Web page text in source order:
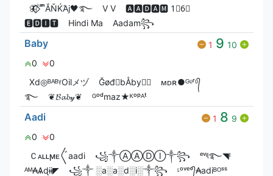
🦋⃟‌⃟ ͥ ͣ ͫͫẮŇЌΆj🖤࿐
V V
🅰🅰🅳🅰🅼 1⃣6⃣
🅴🅳🅸🆃
Hindi Ma Aadam꧂
Baby 1 9 10
0
0
Xd◎ᴮᴬᴮᵞОilメヅ
ĞøđㅤbÅby
ᴍㅤᴅㅤʀ●ᴳᶹʳᶹ᭄
࿐
❦︎𝓑𝓪𝓫𝓎❦︎ ᴳᵒᵈmaz★ᴷᵒᵖᴬᵗ
Aadi 1 8 9
0
0
Ｃᴀʟʟㅤϻᴇ〲aadi
꧁༒ⒶⒶⒹⒾ༒꧂
ᵉᵛᶤᶩ࿐◥ᴵ
ᴬᴹ₳Ѧɖɨɨ◤
꧁༒ ░a░a░d░i░༒꧂ ᶫᵒᵛᵉ°᭄₳adiᴮᴼˢˢ